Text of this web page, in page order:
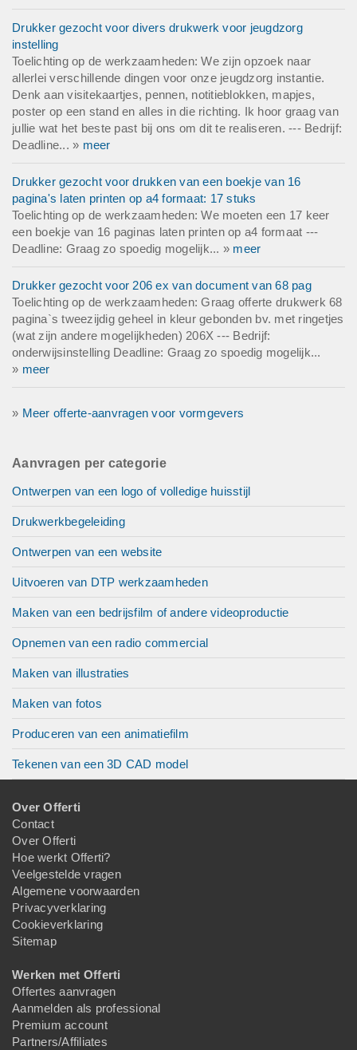
Drukker gezocht voor divers drukwerk voor jeugdzorg
instelling
Toelichting op de werkzaamheden: We zijn opzoek naar
allerlei verschillende dingen voor onze jeugdzorg instantie.
Denk aan visitekaartjes, pennen, notitieblokken, mapjes,
poster op een stand en alles in die richting. Ik hoor graag van
jullie wat het beste past bij ons om dit te realiseren. --- Bedrijf:
Deadline... » meer
Drukker gezocht voor drukken van een boekje van 16
pagina's laten printen op a4 formaat: 17 stuks
Toelichting op de werkzaamheden: We moeten een 17 keer
een boekje van 16 paginas laten printen op a4 formaat ---
Deadline: Graag zo spoedig mogelijk... » meer
Drukker gezocht voor 206 ex van document van 68 pag
Toelichting op de werkzaamheden: Graag offerte drukwerk 68
pagina`s tweezijdig geheel in kleur gebonden bv. met ringetjes
(wat zijn andere mogelijkheden) 206X --- Bedrijf:
onderwijsinstelling Deadline: Graag zo spoedig mogelijk...
» meer
» Meer offerte-aanvragen voor vormgevers
Aanvragen per categorie
Ontwerpen van een logo of volledige huisstijl
Drukwerkbegeleiding
Ontwerpen van een website
Uitvoeren van DTP werkzaamheden
Maken van een bedrijsfilm of andere videoproductie
Opnemen van een radio commercial
Maken van illustraties
Maken van fotos
Produceren van een animatiefilm
Tekenen van een 3D CAD model
Over Offerti
Contact
Over Offerti
Hoe werkt Offerti?
Veelgestelde vragen
Algemene voorwaarden
Privacyverklaring
Cookieverklaring
Sitemap
Werken met Offerti
Offertes aanvragen
Aanmelden als professional
Premium account
Partners/Affiliates